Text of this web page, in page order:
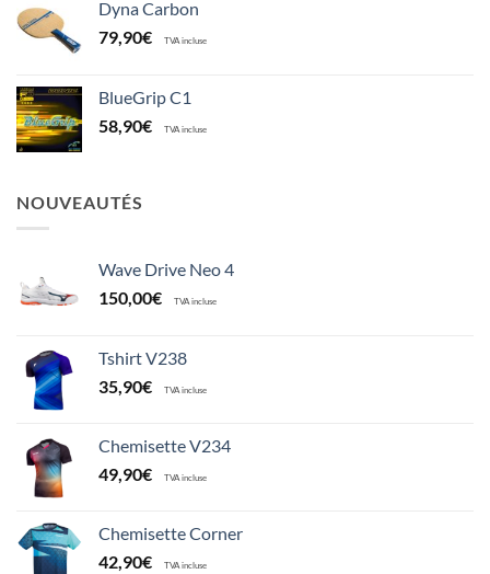
Dyna Carbon
79,90€ TVA incluse
BlueGrip C1
58,90€ TVA incluse
NOUVEAUTÉS
Wave Drive Neo 4
150,00€ TVA incluse
Tshirt V238
35,90€ TVA incluse
Chemisette V234
49,90€ TVA incluse
Chemisette Corner
42,90€ TVA incluse